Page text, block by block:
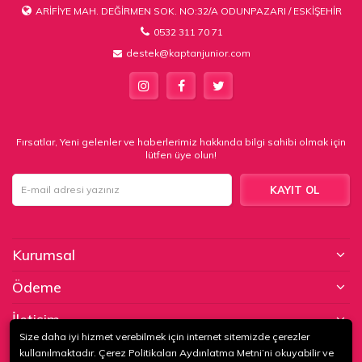
ARİFİYE MAH. DEĞİRMEN SOK. NO:32/A ODUNPAZARI / ESKİŞEHİR
0532 311 70 71
destek@kaptanjunior.com
Fırsatlar, Yeni gelenler ve haberlerimiz hakkında bilgi sahibi olmak için
lütfen üye olun!
KAYIT OL
Kurumsal
Ödeme
İletişim
© 2020KAPTAN KUNDURA DERİ MAMÜLLERİ KONF. TİC. VE SAN. LTD.
Size daha iyi hizmet verebilmek için internet sitemizde çerezler
kullanılmaktadır. Çerez Politikaları Aydınlatma Metni’ni okuyabilir ve